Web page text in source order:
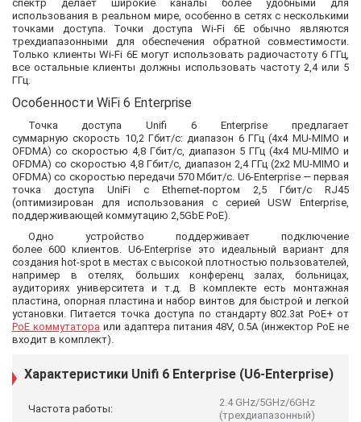
спектр делает широкие каналы более удобными для
использования в реальном мире, особенно в сетях с несколькими
точками доступа. Точки доступа Wi-Fi 6E обычно являются
трехдиапазонными для обеспечения обратной совместимости.
Только клиенты Wi-Fi 6E могут использовать радиочастоту 6 ГГц,
все остальные клиенты должны использовать частоту 2,4 или 5
ГГц.
Особенности WiFi 6 Enterprise
Точка доступа Unifi 6 Enterprise предлагает
суммарную скорость 10,2 Гбит/с: диапазон 6 ГГц (4x4 MU-MIMO и
OFDMA) со скоростью 4,8 Гбит/с, диапазон 5 ГГц (4x4 MU-MIMO и
OFDMA) со скоростью 4,8 Гбит/с, диапазон 2,4 ГГц (2x2 MU-MIMO и
OFDMA) со скоростью передачи 570 Мбит/с. U6-Enterprise — первая
точка доступа UniFi с Ethernet-портом 2,5 Гбит/с RJ45
(оптимизирован для использования с серией USW Enterprise,
поддерживающей коммутацию 2,5GbE PoE).
Одно устройство поддерживает подключение
более 600 клиентов. U6-Enterprise это идеальный вариант для
создания hot-spot в местах с высокой плотностью пользователей,
например в отелях, больших конференц залах, больницах,
аудиториях университета и т.д. В комплекте есть монтажная
пластина, опорная пластина и набор винтов для быстрой и легкой
установки. Питается точка доступа по стандарту 802.3at PoE+ от
PoE коммутатора или адаптера питания 48V, 0.5A (инжектор PoE не
входит в комплект).
Характеристики Unifi 6 Enterprise (U6-Enterprise)
Частота работы:
2.4 GHz/5GHz/6GHz
(трехдиапазонный)